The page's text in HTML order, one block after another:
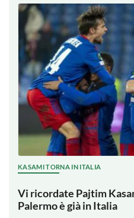
KASAMI TORNA IN ITALIA
Vi ricordate Pajtim
Palermo è già in Italia